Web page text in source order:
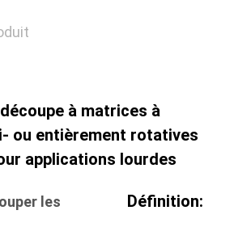
à matrices à
ou entièrement rotatives
applications lourdes
les
Définition: